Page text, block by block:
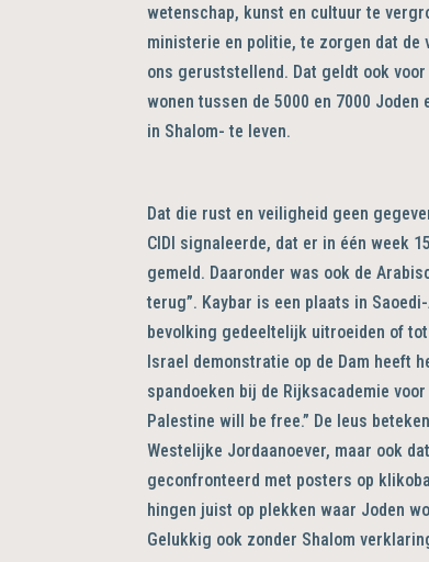
wetenschap, kunst en cultuur te
ministerie en politie, te zorgen dat de
ons geruststellend. Dat geldt ook
wonen tussen de 5000 en 7000
in Shalom- te leven.
Dat die rust en veiligheid geen
CIDI signaleerde, dat er in één week
gemeld. Daaronder was ook de
terug”. Kaybar is een plaats in
bevolking gedeeltelijk uitroeiden of
Israel demonstratie op de Dam heeft
spandoeken bij de Rijksacademie
Palestine will be free.” De leus
Westelijke Jordaanoever, maar ook
geconfronteerd met posters op
hingen juist op plekken waar Joden
Gelukkig ook zonder Shalom